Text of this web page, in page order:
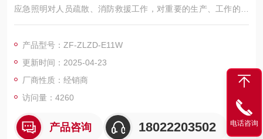
应急照明对人员疏散、消防救援工作，对重要的生产、工作的继
续运行或必要的操作处置，都有重要的作用的灯具。
产品型号：ZF-ZLZD-E11W
更新时间：2025-04-23
厂商性质：经销商
访问量：4260
产品咨询 18022203502 电话咨询